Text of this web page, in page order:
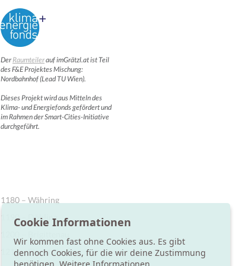
DerRaumteilerauf imGrätzl.at ist Teil
des F&E Projektes Mischung:
Nordbahnhof (Lead TU Wien).
Dieses Projekt wird aus Mitteln des
Klima- und Energiefonds gefördert und
im Rahmen der Smart-Cities-Initiative
durchgeführt.
1180 – Währing
1190 – Döbling
1200 – Brigittenau
1210 – Floridsdorf
Cookie Informationen
Wir kommen fast ohne Cookies aus. Es gibt
dennoch Cookies, für die wir deine Zustimmung